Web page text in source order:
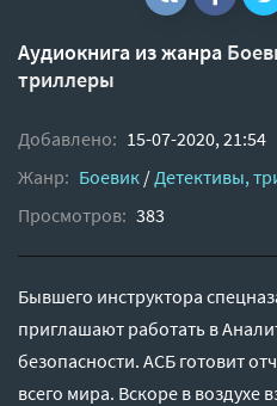
Аудиокнига из жанра
триллеры
Добавлено: 15-07-2020, 21:54
Жанр: Боевик / Детективы,
Просмотров: 383
Бывшего инструктора
приглашают работать в
безопасности. АСБ готовит
всего мира. Вскоре в воздухе